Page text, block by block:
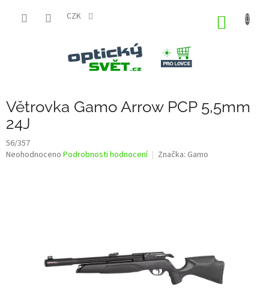
CZK
Větrovka Gamo Arrow PCP 5,5mm
24J
56/357
Průměrné
Neohodnoceno Podrobnosti hodnocení Značka: Gamo